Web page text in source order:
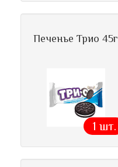
Печенье Трио 45г
1 шт.